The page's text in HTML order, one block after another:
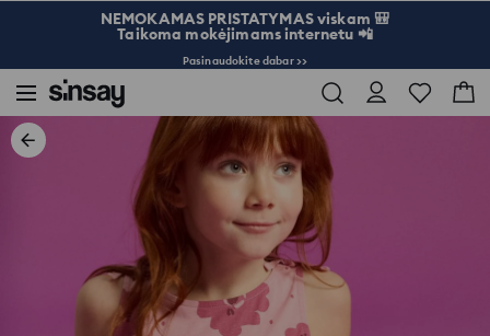
NEMOKAMAS PRISTATYMAS viskam 🎒
Taikoma mokėjimams internetu 📲
Pasinaudokite dabar >>